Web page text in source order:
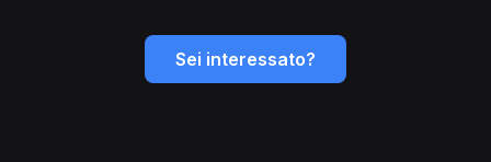
Sei interessato?